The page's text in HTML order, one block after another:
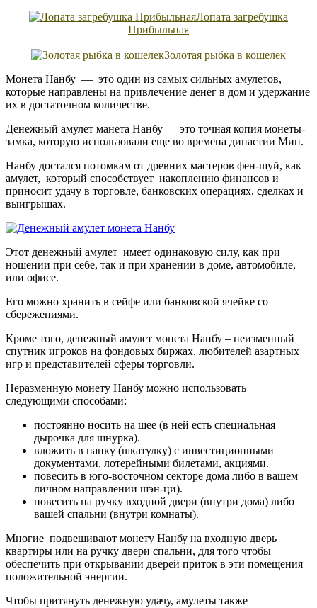
Лопата загребушка
Прибыльная
Золотая рыбка в кошелек
Монета Нанбу — это один из самых сильных амулетов,
которые направлены на привлечение денег в дом и удержание
их в достаточном количестве.
Денежный амулет манета Нанбу — это точная копия монеты-
замка, которую использовали еще во времена династии Мин.
Нанбу достался потомкам от древних мастеров фен-шуй, как
амулет, который способствует накоплению финансов и
приносит удачу в торговле, банковских операциях, сделках и
выигрышах.
Этот денежный амулет имеет одинаковую силу, как при
ношении при себе, так и при хранении в доме, автомобиле,
или офисе.
Его можно хранить в сейфе или банковской ячейке со
сбережениями.
Кроме того, денежный амулет монета Нанбу – неизменный
спутник игроков на фондовых биржах, любителей азартных
игр и представителей сферы торговли.
Неразменную монету Нанбу можно использовать
следующими способами:
постоянно носить на шее (в ней есть специальная
дырочка для шнурка).
вложить в папку (шкатулку) с инвестиционными
документами, лотерейными билетами, акциями.
повесить в юго-восточном секторе дома либо в вашем
личном направлении шэн-ци).
повесить на ручку входной двери (внутри дома) либо
вашей спальни (внутри комнаты).
Многие подвешивают монету Нанбу на входную дверь
квартиры или на ручку двери спальни, для того чтобы
обеспечить при открывании дверей приток в эти помещения
положительной энергии.
Чтобы притянуть денежную удачу, амулеты также